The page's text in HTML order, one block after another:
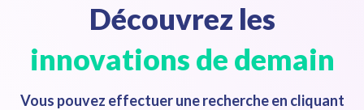
Découvrez les
innovations de demain
Vous pouvez effectuer une recherche en cliquant